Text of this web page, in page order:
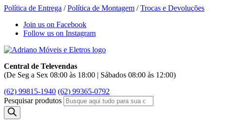
Política de Entrega /Política de Montagem /Trocas e Devoluções
Join us on Facebook
Follow us on Instagram
Central de Televendas
(De Seg a Sex 08:00 às 18:00 | Sábados 08:00 às 12:00)
(62) 99815-1940 (62) 99365-0792
Pesquisar produtos